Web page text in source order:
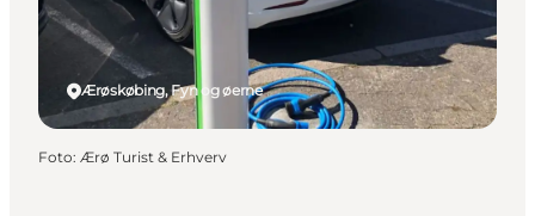
Ærøskøbing, Fyn og øerne
Foto: Ærø Turist & Erhverv